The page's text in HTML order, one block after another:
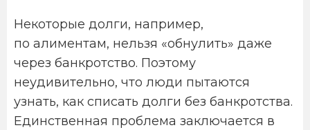
Некоторые долги, например,
по алиментам, нельзя «обнулить» даже
через банкротство. Поэтому
неудивительно, что люди пытаются
узнать, как списать долги без банкротства.
Единственная проблема заключается в